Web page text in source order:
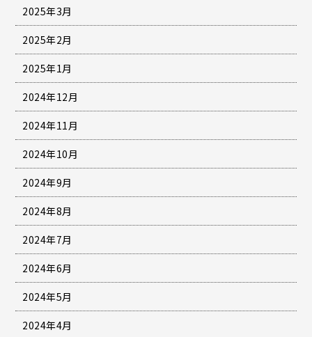
2025年3月
2025年2月
2025年1月
2024年12月
2024年11月
2024年10月
2024年9月
2024年8月
2024年7月
2024年6月
2024年5月
2024年4月